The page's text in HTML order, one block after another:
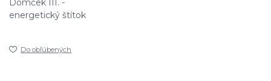
Do obľúbených